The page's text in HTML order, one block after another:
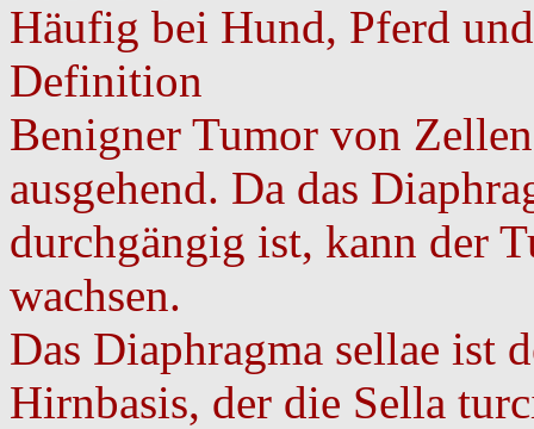
Häufig bei Hund, Pferd
Definition
Benigner Tumor von
ausgehend. Da das
durchgängig ist, kann der
wachsen.
Das Diaphragma sellae ist
Hirnbasis, der die Sella